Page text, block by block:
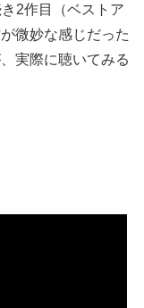
2作目（ベストア
微妙な感じだった
実際に聴いてみる